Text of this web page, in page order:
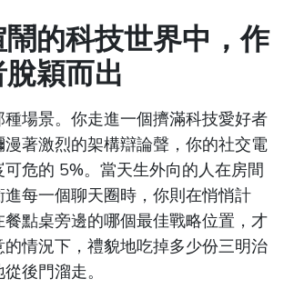
的科技世界中，作
穎而出
場景。你走進一個擠滿科技愛好者
著激烈的架構辯論聲，你的社交電
危的 5%。當天生外向的人在房間
每一個聊天圈時，你則在悄悄計
點桌旁邊的哪個最佳戰略位置，才
情況下，禮貌地吃掉多少份三明治
後門溜走。